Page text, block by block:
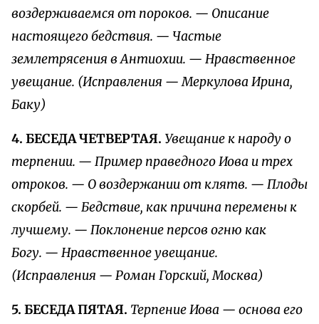
воздерживаемся от пороков. — Описание
настоящего бедствия. — Частые
землетрясения в Антиохии. — Нравственное
увещание. (Исправления — Меркулова Ирина,
Баку)
4. БЕСЕДА ЧЕТВЕРТАЯ. Увещание к народу о
терпении. — Пример праведного Иова и трех
отроков. — О воздержании от клятв. — Плоды
скорбей. — Бедствие, как причина перемены к
лучшему. — Поклонение персов огню как
Богу. — Нравственное увещание.
(Исправления — Роман Горский, Москва)
5. БЕСЕДА ПЯТАЯ. Терпение Иова — основа его